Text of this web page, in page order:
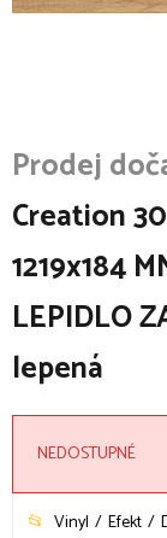
Creation
1219x184
LEPIDLO
lepená
NEDOSTUPNÉ
Vinyl Efekt